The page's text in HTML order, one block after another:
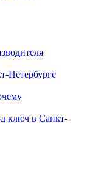
Петербурге
ключ в Санкт-